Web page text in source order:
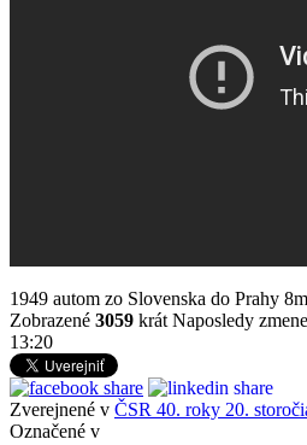
1949 autom zo Slovenska do Prahy
Zobrazené 3059 krát Naposledy
13:20
Zverejnené v ČSR 40. roky 20.
Označené v